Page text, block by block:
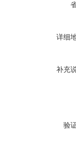
详细
补充
验